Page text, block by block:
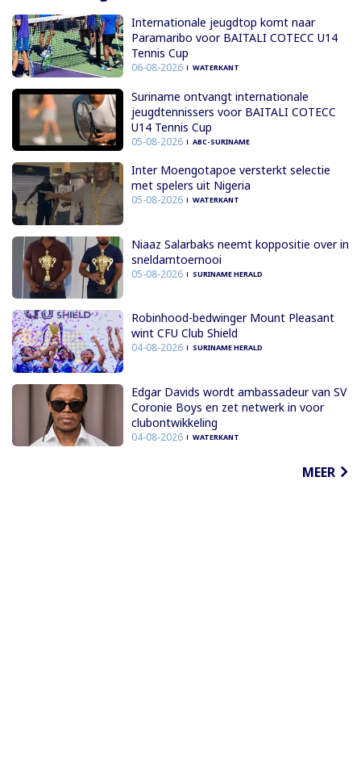
Internationale jeugdtop komt naar
Paramaribo voor BAITALI COTECC U14
Tennis Cup
06-08-2026 WATERKANT
Suriname ontvangt internationale
jeugdtennissers voor BAITALI COTECC
U14 Tennis Cup
05-08-2026 ABC-SURINAME
Inter Moengotapoe versterkt selectie
met spelers uit Nigeria
05-08-2026 WATERKANT
Niaaz Salarbaks neemt koppositie over in
sneldamtoernooi
05-08-2026 SURINAME HERALD
Robinhood-bedwinger Mount Pleasant
wint CFU Club Shield
04-08-2026 SURINAME HERALD
Edgar Davids wordt ambassadeur van SV
Coronie Boys en zet netwerk in voor
clubontwikkeling
04-08-2026 WATERKANT
MEER